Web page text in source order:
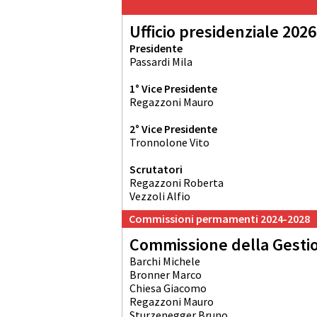
Ufficio presidenziale 2026
Presidente
Passardi Mila
1° Vice Presidente
Regazzoni Mauro
2° Vice Presidente
Tronnolone Vito
Scrutatori
Regazzoni Roberta
Vezzoli Alfio
Commissioni permamenti 2024-2028
Commissione della
Barchi Michele
Bronner Marco
Chiesa Giacomo
Regazzoni Mauro